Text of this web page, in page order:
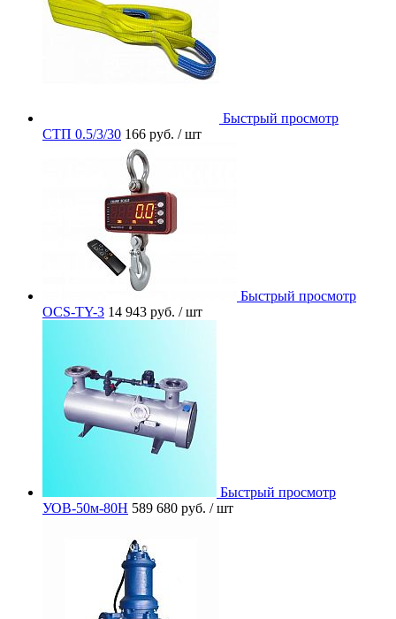
Быстрый просмотр
СТП 0.5/3/30 166 руб. / шт
Быстрый просмотр
OCS-TY-3 14 943 руб. / шт
Быстрый просмотр
УОВ-50м-80Н 589 680 руб. / шт